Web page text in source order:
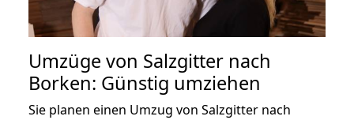
Umzüge von Salzgitter nach
Borken: Günstig umziehen
Sie planen einen Umzug von Salzgitter nach